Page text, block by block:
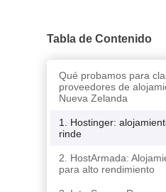
Tabla de Contenido
Qué probamos para
proveedores de
Nueva Zelanda
1. Hostinger:
rinde
2. HostArmada:
para alto rendimiento